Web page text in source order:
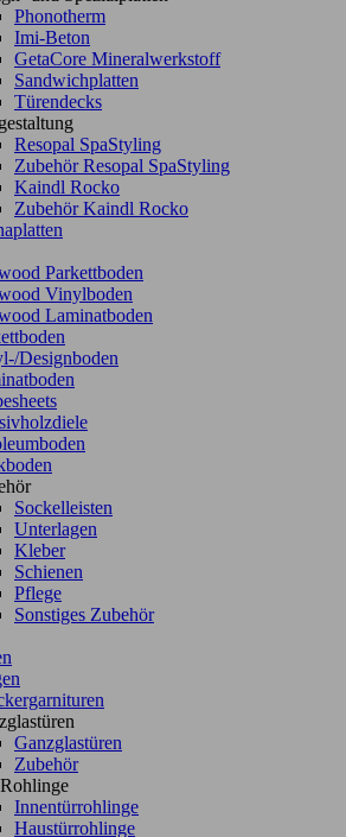
Phonotherm
Imi-Beton
GetaCore Mineralwerkstoff
Sandwichplatten
Türendecks
Resopal SpaStyling
Zubehör Resopal SpaStyling
Kaindl Rocko
Zubehör Kaindl Rocko
Parkettboden
Vinylboden
Laminatboden
Designboden
Sockelleisten
Unterlagen
Kleber
Schienen
Pflege
Sonstiges Zubehör
Ganzglastüren
Zubehör
Innentürrohlinge
Haustürrohlinge